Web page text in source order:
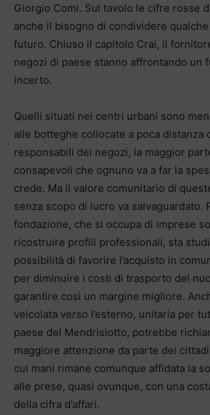
Giorgio Comi. Sul tavolo le cifre rosse
anche il bisogno di condividere
futuro. Chiuso il capitolo Crai, il
negozi di paese stanno affrontando un
incerto.
Quelli situati nei centri urbani sono
alle botteghe collocate a poca distanza
responsabili dei negozi, la maggior
consapevoli che ognuno va a far la
crede. Ma il valore comunitario di
senza scopo di lucro va salvaguardato.
fondazione, che si occupa di imprese
ricostruire profili professionali, sta
possibilità di favorire l’acquisto in
per diminuire i costi di trasporto del
garantire così un margine migliore.
veicolata verso l’esterno, unitaria per
paese del Mendrisiotto, potrebbe
maggiore attenzione da parte dei
cui mani rimane comunque affidata la
alle prese, quasi ovunque, con una
della cifra d’affari.